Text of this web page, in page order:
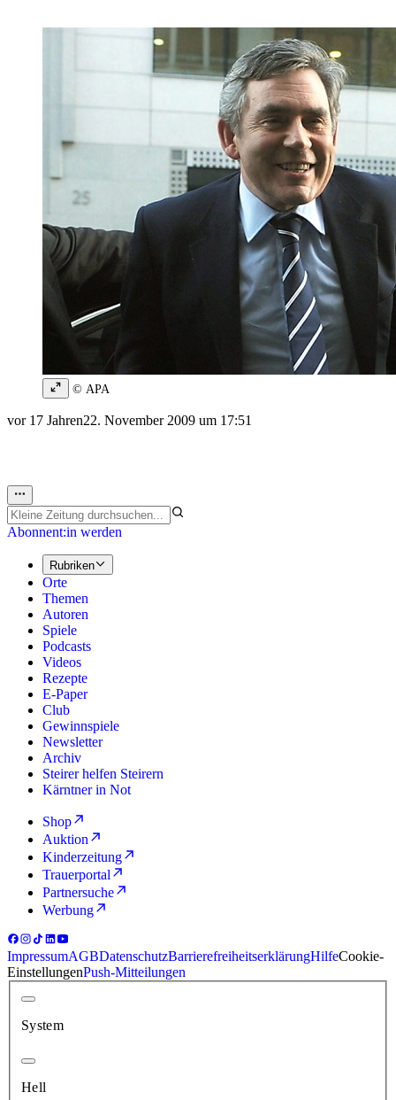
© APA
vor 17 Jahren22. November 2009 um 17:51
Abonnent:in werden
Rubriken
Orte
Themen
Autoren
Spiele
Podcasts
Videos
Rezepte
E-Paper
Club
Gewinnspiele
Newsletter
Archiv
Steirer helfen Steirern
Kärntner in Not
Shop
Auktion
Kinderzeitung
Trauerportal
Partnersuche
Werbung
ImpressumAGBDatenschutzBarrierefreiheitserklärungHilfeCookie-
EinstellungenPush-Mitteilungen
System
Hell